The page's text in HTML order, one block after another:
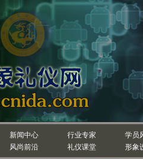
新闻中心 行业专家
学员
风尚前沿 礼仪课堂 形象